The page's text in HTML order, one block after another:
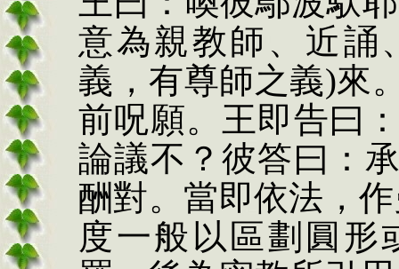
意為親教師、近誦
義，有尊師之義)來
前呪願。王即告曰
論議不？彼答曰：
酬對。當即依法，
度一般以區劃圓形